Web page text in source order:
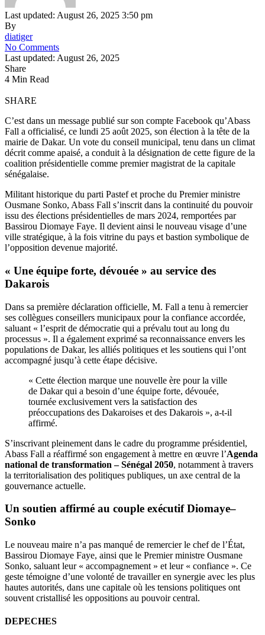
Last updated: August 26, 2025 3:50 pm
By
diatiger
No Comments
Last updated: August 26, 2025
Share
4 Min Read
SHARE
C’est dans un message publié sur son compte Facebook qu’Abass
Fall a officialisé, ce lundi 25 août 2025, son élection à la tête de la
mairie de Dakar. Un vote du conseil municipal, tenu dans un climat
décrit comme apaisé, a conduit à la désignation de cette figure de la
coalition présidentielle comme premier magistrat de la capitale
sénégalaise.
Militant historique du parti Pastef et proche du Premier ministre
Ousmane Sonko, Abass Fall s’inscrit dans la continuité du pouvoir
issu des élections présidentielles de mars 2024, remportées par
Bassirou Diomaye Faye. Il devient ainsi le nouveau visage d’une
ville stratégique, à la fois vitrine du pays et bastion symbolique de
l’opposition devenue majorité.
« Une équipe forte, dévouée » au service des
Dakarois
Dans sa première déclaration officielle, M. Fall a tenu à remercier
ses collègues conseillers municipaux pour la confiance accordée,
saluant « l’esprit de démocratie qui a prévalu tout au long du
processus ». Il a également exprimé sa reconnaissance envers les
populations de Dakar, les alliés politiques et les soutiens qui l’ont
accompagné jusqu’à cette étape décisive.
« Cette élection marque une nouvelle ère pour la ville
de Dakar qui a besoin d’une équipe forte, dévouée,
tournée exclusivement vers la satisfaction des
préoccupations des Dakaroises et des Dakarois », a-t-il
affirmé.
S’inscrivant pleinement dans le cadre du programme présidentiel,
Abass Fall a réaffirmé son engagement à mettre en œuvre l’Agenda
national de transformation – Sénégal 2050, notamment à travers
la territorialisation des politiques publiques, un axe central de la
gouvernance actuelle.
Un soutien affirmé au couple exécutif Diomaye–
Sonko
Le nouveau maire n’a pas manqué de remercier le chef de l’État,
Bassirou Diomaye Faye, ainsi que le Premier ministre Ousmane
Sonko, saluant leur « accompagnement » et leur « confiance ». Ce
geste témoigne d’une volonté de travailler en synergie avec les plus
hautes autorités, dans une capitale où les tensions politiques ont
souvent cristallisé les oppositions au pouvoir central.
DEPECHES